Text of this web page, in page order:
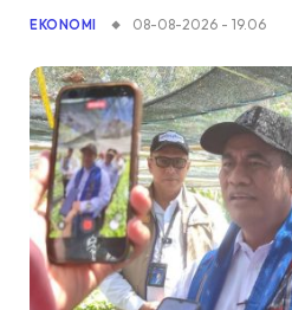
EKONOMI 08-08-2026 - 19.06